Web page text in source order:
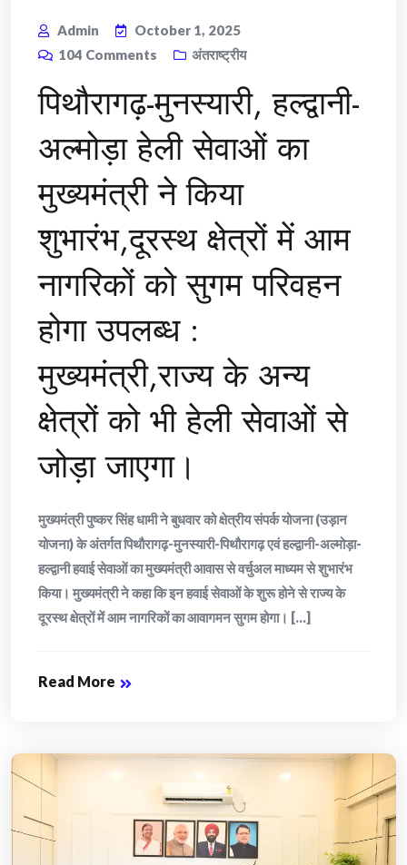
Admin
October 1, 2025
104 Comments अंतराष्ट्रीय
पिथौरागढ़-मुनस्यारी, हल्द्वानी-
अल्मोड़ा हेली सेवाओं का
मुख्यमंत्री ने किया
शुभारंभ,दूरस्थ क्षेत्रों में आम
नागरिकों को सुगम परिवहन
होगा उपलब्ध :
मुख्यमंत्री,राज्य के अन्य
क्षेत्रों को भी हेली सेवाओं से
जोड़ा जाएगा।
मुख्यमंत्री पुष्कर सिंह धामी ने बुधवार को क्षेत्रीय संपर्क योजना (उड़ान
योजना) के अंतर्गत पिथौरागढ़-मुनस्यारी-पिथौरागढ़ एवं हल्द्वानी-अल्मोड़ा-
हल्द्वानी हवाई सेवाओं का मुख्यमंत्री आवास से वर्चुअल माध्यम से शुभारंभ
किया। मुख्यमंत्री ने कहा कि इन हवाई सेवाओं के शुरू होने से राज्य के
दूरस्थ क्षेत्रों में आम नागरिकों का आवागमन सुगम होगा। [...]
Read More